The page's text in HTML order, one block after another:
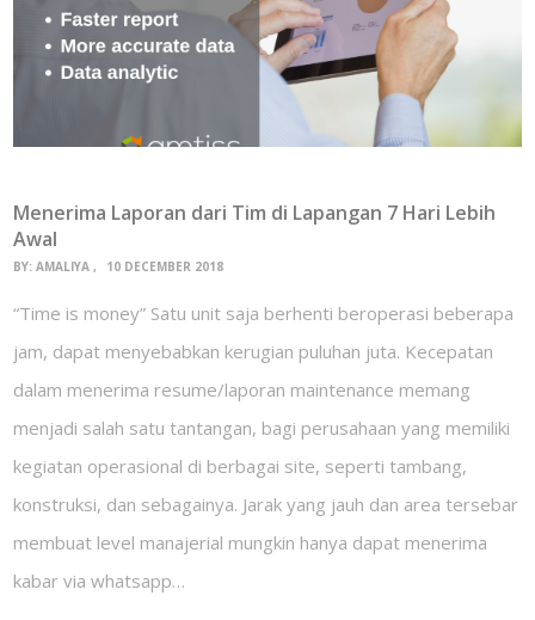
Menerima Laporan dari Tim di Lapangan 7 Hari Lebih
Awal
BY:AMALIYA 10 DECEMBER 2018
“Time is money” Satu unit saja berhenti beroperasi beberapa
jam, dapat menyebabkan kerugian puluhan juta. Kecepatan
dalam menerima resume/laporan maintenance memang
menjadi salah satu tantangan, bagi perusahaan yang memiliki
kegiatan operasional di berbagai site, seperti tambang,
konstruksi, dan sebagainya. Jarak yang jauh dan area tersebar
membuat level manajerial mungkin hanya dapat menerima
kabar via whatsapp…